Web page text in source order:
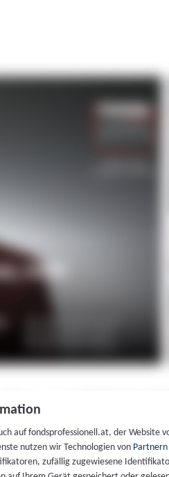
auf fondsprofessionell.at, der Website
nutzen wir Technologien von Partnern
zufällig zugewiesene